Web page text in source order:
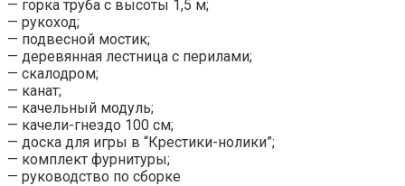
— горка труба с высоты 1,5 м;
— рукоход;
— подвесной мостик;
— деревянная лестница с перилами;
— скалодром;
— канат;
— качельный модуль;
— качели-гнездо 100 см;
— доска для игры в “Крестики-нолики”;
— комплект фурнитуры;
— руководство по сборке